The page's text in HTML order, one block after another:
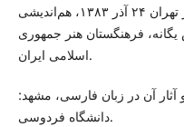
اولین هم‌اندیشی جامعه‌شناسی هنر تهران ۲۴ آذر ۱۳۸۳، هم‌اندیشی
فرهنگستان هنر جمهوری
اسلامی ایران.
اﻧﻮاع ادﺑﯽ و آﺛﺎر آن در زﺑﺎن ﻓﺎرﺳﯽ، ﻣﺸﻬﺪ:
داﻧﺸﮕﺎه ﻓﺮدوﺳﯽ.